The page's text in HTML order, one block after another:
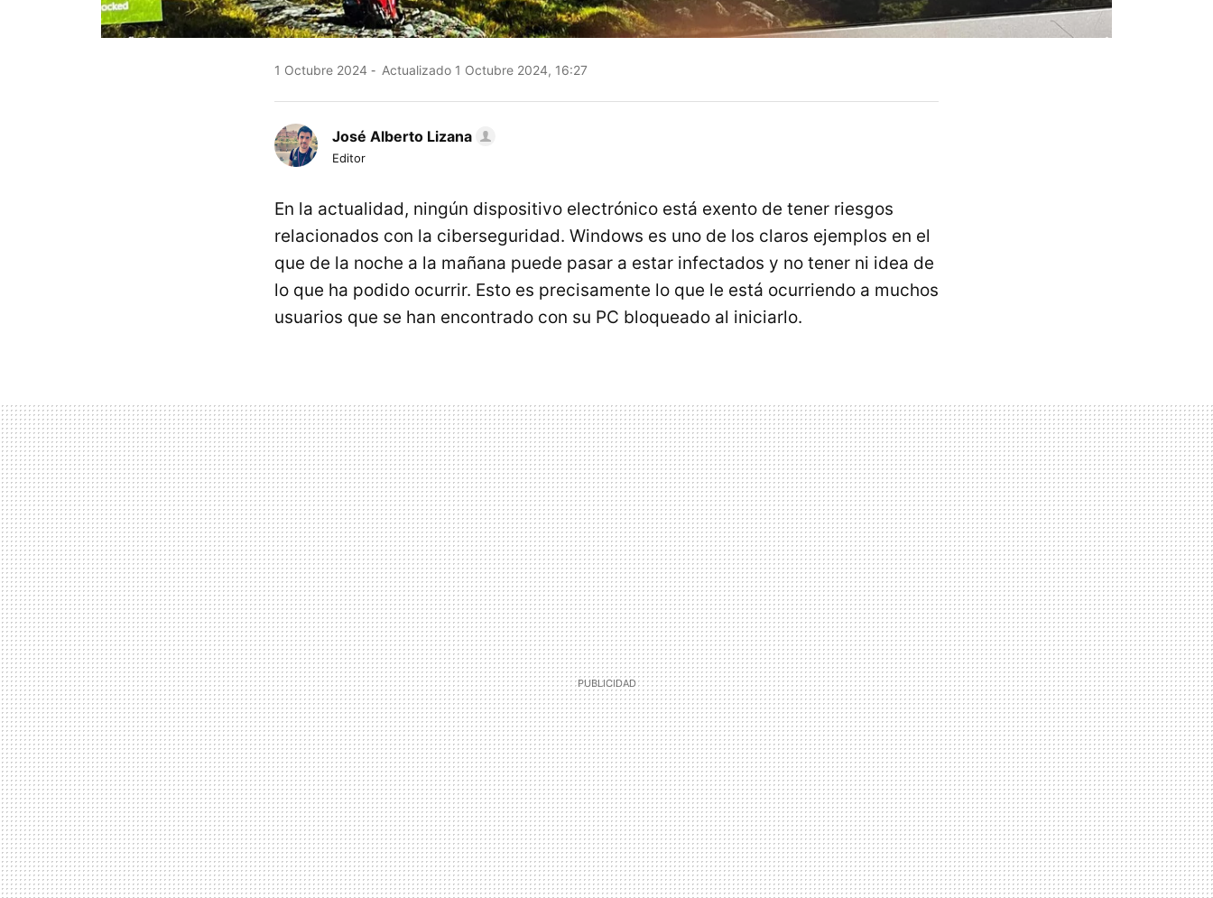
1 Octubre 2024 Actualizado 1 Octubre 2024, 16:27
José Alberto Lizana
Editor
En la actualidad, ningún dispositivo electrónico está exento de tener riesgos
relacionados con la ciberseguridad. Windows es uno de los claros ejemplos en el
que de la noche a la mañana puede pasar a estar infectados y no tener ni idea de
lo que ha podido ocurrir. Esto es precisamente lo que le está ocurriendo a muchos
usuarios que se han encontrado con su PC bloqueado al iniciarlo.